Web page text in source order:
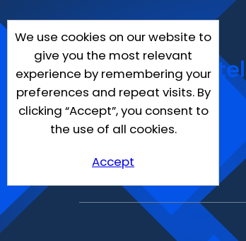
We use cookies on our website to
give you the most relevant
experience by remembering your
preferences and repeat visits. By
clicking “Accept”, you consent to
the use of all cookies.
Accept